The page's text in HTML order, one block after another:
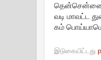
தென்சென்னை
வடி மாவட்ட
கம்
இடுகையிட்டது